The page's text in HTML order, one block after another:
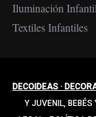
Iluminación Infantil
Textiles Infantiles
DECOIDEAS ·
Y JUVENIL, BEBÉS